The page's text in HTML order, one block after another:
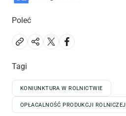
Poleć
Tagi
KONIUNKTURA W ROLNICTWIE
OPŁACALNOŚĆ PRODUKCJI ROLNICZEJ